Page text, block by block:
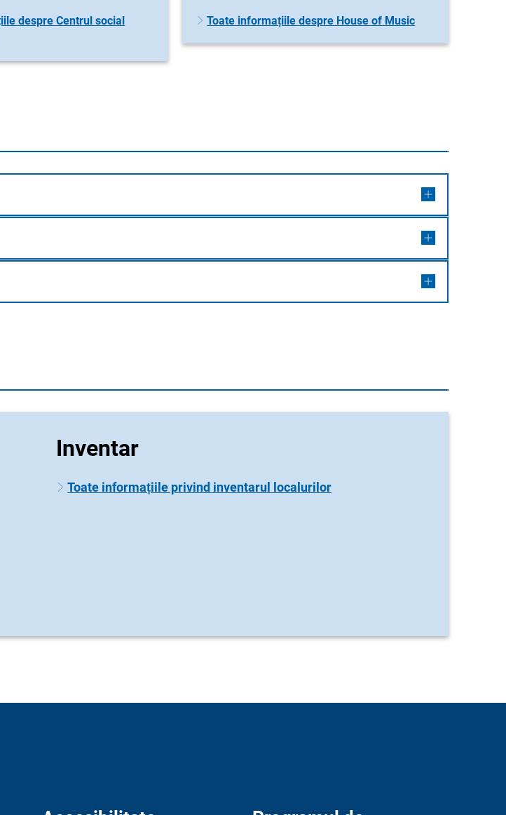
despre Centrul social
Toate informațiile despre House of Music
Inventar
Toate informațiile privind inventarul localurilor